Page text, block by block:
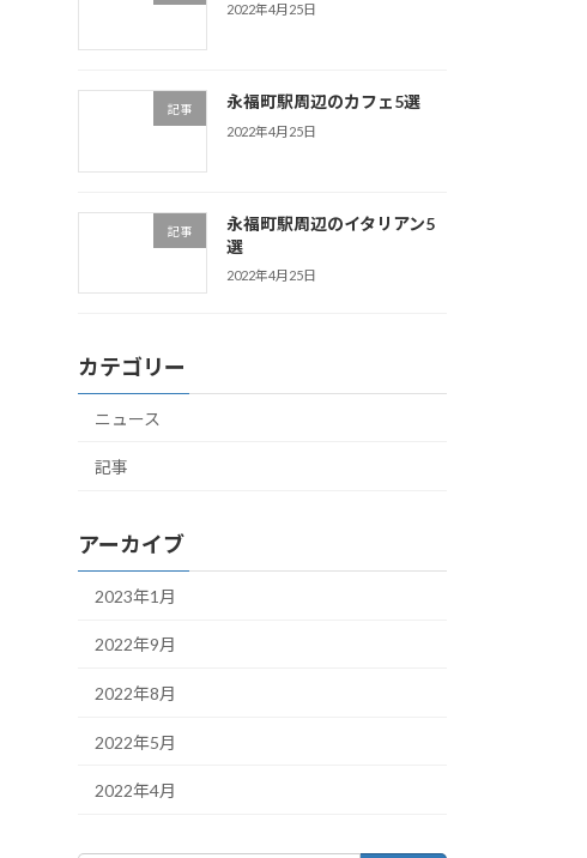
2022年4月25日
記事 永福町駅周辺のカフェ5選
2022年4月25日
記事
永福町駅周辺のイタリアン5
選
2022年4月25日
カテゴリー
ニュース
記事
アーカイブ
2023年1月
2022年9月
2022年8月
2022年5月
2022年4月